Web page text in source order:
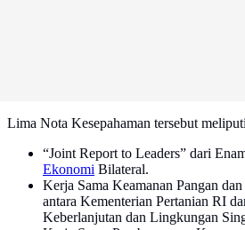
Lima Nota Kesepahaman tersebut
“Joint Report to Leaders” dari
Ekonomi Bilateral.
Kerja Sama Keamanan Pangan
antara Kementerian Pertanian RI
Keberlanjutan dan Lingkungan